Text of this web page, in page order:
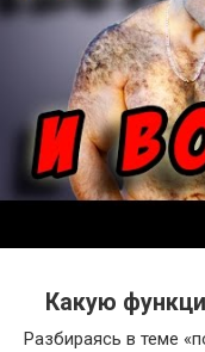
Какую
Разбираясь в теме